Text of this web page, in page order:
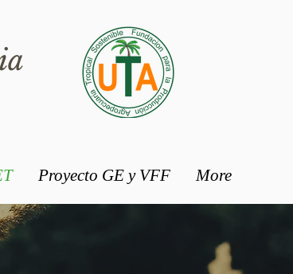
Proyecto GE y VFF More